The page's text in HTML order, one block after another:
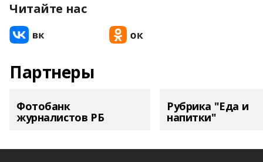
Читайте нас
Партнеры
Фотобанк
журналистов РБ
Рубрика "Еда и
напитки"